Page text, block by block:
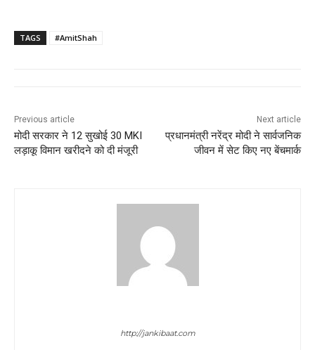
TAGS #AmitShah
Previous article
मोदी सरकार ने 12 सुखोई 30 MKI
लड़ाकू विमान खरीदने को दी मंजूरी
Next article
प्रधानमंत्री नरेंद्र मोदी ने सार्वजनिक
जीवन में सेट किए नए बेंचमार्क
http://jankibaat.com